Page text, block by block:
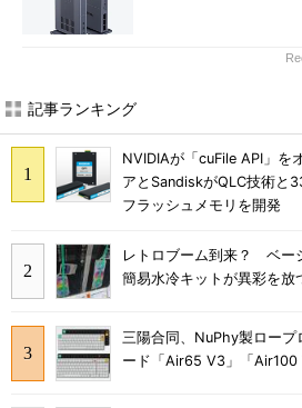
記事ランキング
NVIDIAが「cuFile API」を
アとSandiskがQLC技術と
フラッシュメモリを開発
レトロブーム到来？ ベー
簡易水冷キットが異彩を放
三陽合同、NuPhy製ロー
ード「Air65 V3」「Air100